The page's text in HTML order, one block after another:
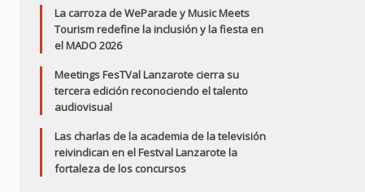
La carroza de WeParade y Music Meets
Tourism redefine la inclusión y la fiesta en
el MADO 2026
Meetings FesTVal Lanzarote cierra su
tercera edición reconociendo el talento
audiovisual
Las charlas de la academia de la televisión
reivindican en el Festval Lanzarote la
fortaleza de los concursos